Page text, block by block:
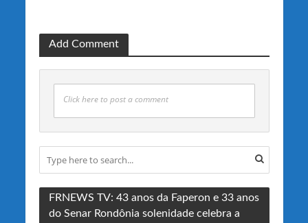
Add Comment
Click here to post a comment
FRNEWS TV: 43 anos da Faperon e 33 anos
do Senar Rondônia solenidade celebra a